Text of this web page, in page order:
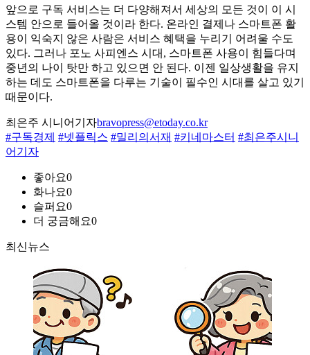
앞으로 구독 서비스는 더 다양해져서 세상의 모든 것이 이 시
스템 안으로 들어올 것이라 한다. 온라인 결제나 스마트폰 활
용이 익숙지 않은 사람은 서비스 혜택을 누리기 어려울 수도
있다. 그러나 포노 사피엔스 시대, 스마트폰 사용이 힘들다며
중년의 나이 탓만 하고 있으면 안 된다. 이젠 일상생활을 유지
하는 데도 스마트폰을 다루는 기술이 필수인 시대를 살고 있기
때문이다.
최은주 시니어기자bravopress@etoday.co.kr
#구독경제 #넷플릭스 #밀리의서재 #키네마스터 #최은주시니
어기자
좋아요0
화나요0
슬퍼요0
더 궁금해요0
최신뉴스